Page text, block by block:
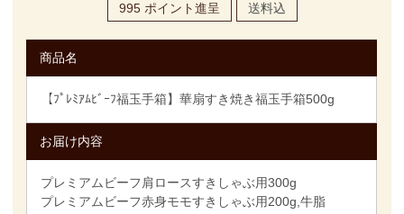
995 ポイント進呈 送料込
商品名
【ﾌﾟﾚﾐｱﾑﾋﾞｰﾌ福玉手箱】華扇すき焼き福玉手箱500g
お届け内容
プレミアムビーフ肩ロースすきしゃぶ用300g
プレミアムビーフ赤身モモすきしゃぶ用200g,牛脂